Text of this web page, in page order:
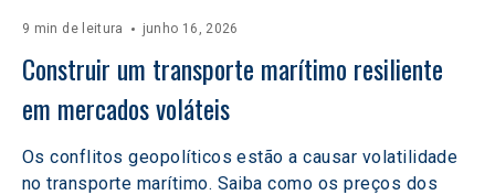
9 min de leitura junho 16, 2026
Construir um transporte marítimo resiliente
em mercados voláteis
Os conflitos geopolíticos estão a causar volatilidade
no transporte marítimo. Saiba como os preços dos